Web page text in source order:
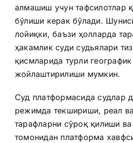
алмашиш учун тафсилотлар
бўлиши керак бўлади.
лойиқки, баъзи ҳолларда
ҳакамлик суди судьялари
қисмларида турли
жойлаштирилиши мумкин.
Суд платформасида судлар
режимда текшириши, реал
тарафларни сўроқ қилиши
томонидан платформа